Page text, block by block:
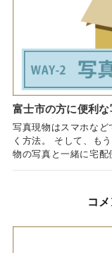
富士市の方に便利な
写真現物はスマホな
く方法。 そして、も
物の写真と一緒に宅配
コ